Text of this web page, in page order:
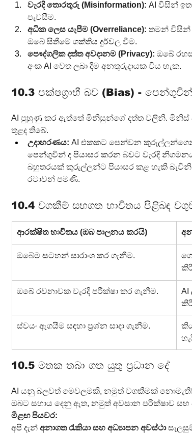
වැරදි තොරතුරු (Misinformation): AI විසින්
පැවසීම.
අධික ලෙස යැපීම (Overreliance): තමන් විසින්
ඔබේ සිතීමේ ශක්තිය දුර්වල වීම.
පෞද්ගලික දත්ත අවදානම (Privacy): ඔබේ
අංක AI වෙත ලබා දීම අනතුරුදායක විය හැක.
10.3 පක්ෂග්‍රාහී බව (Bias) -
AI පුහුණු කර ඇත්තේ මිනිසුන්ගේ දත්ත වලිනි. මිනිස්
තුළද තිබේ.
උදාහරණය: AI එකකට පෙන්වන
පෙන්ගුවින් ද පියාසර කරන බවට වැරදි
බහුතරයක් කුරුල්ලන්ට පියාසර කළ හැකි
රටාවන් පමණි.
10.4 වගකීම් සහගත භාවිතය පිළිබඳ
ආරක්ෂිත භාවිතය (ඔබ පාලනය කරයි)
ඔබේම සටහන් සාරාංශ කර ගැනීම.
ඔබේ රචනාවක වැරදි පරීක්ෂා කර ගැනීම.
AI
ස්වයං ඇගයීම සඳහා ප්‍රශ්න සාදා ගැනීම.
10.5 මතක තබා ගත යුතු ප්‍රධාන දේ
AI යනු බලවත් මෙවලමකි, නමුත් වගකීමක් නොමැතිව
ඔබට සහාය දෙනු ඇත, නමුත් අවසාන පරීක්ෂාව
මීළඟ පියවර:
අපි දැන් අනාගත රැකියා සහ අධ්‍යාපන අවස්ථා